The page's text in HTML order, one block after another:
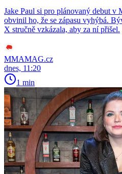
Jake Paul si pro plánovaný debut v
obvinil ho, že se zápasu vyhýbá.
X stručně vzkázala, aby za ní přišel.
MMAMAG.cz
dnes, 11:20
1 min